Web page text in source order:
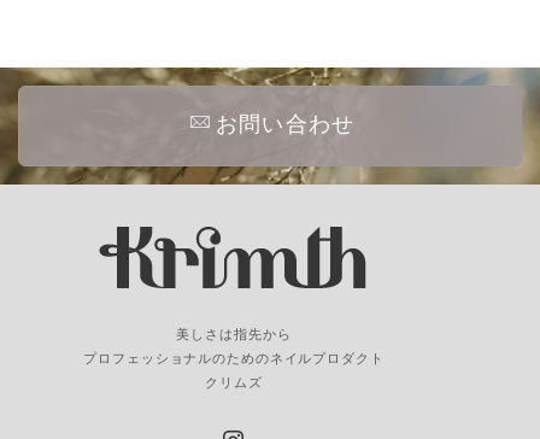
お問い合わせ
美しさは指先から
プロフェッショナルのためのネイルプロダクト
クリムズ